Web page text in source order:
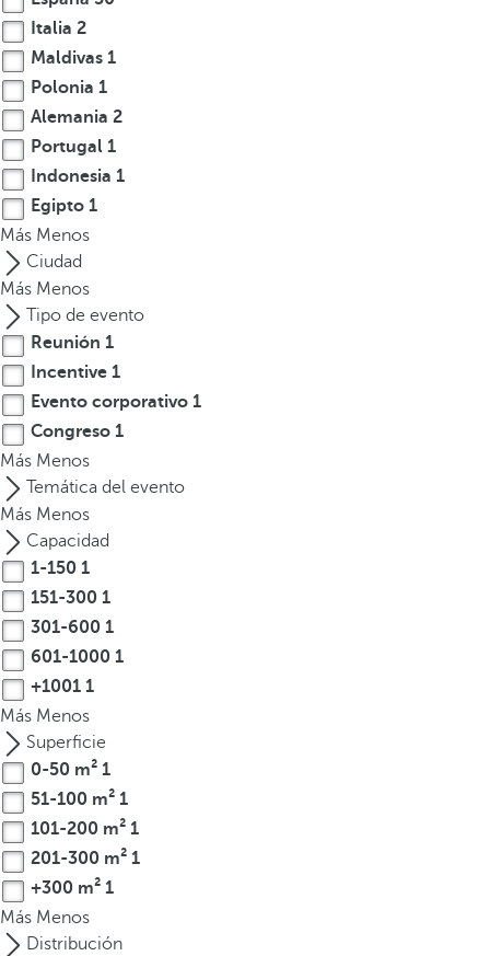
t
e
r
e
s
,
u
e
d
e
s
p
u
l
s
a
r
l
a
t
e
l
a
d
e
f
l
e
c
h
a
a
c
Italia 2
Maldivas 1
Polonia 1
Alemania 2
Portugal 1
Indonesia 1
Egipto 1
Más Menos
Ciudad
Más Menos
Tipo de evento
Reunión 1
Incentive 1
Evento corporativo 1
Congreso 1
Más Menos
Temática del evento
Más Menos
Capacidad
1-150 1
151-300 1
301-600 1
601-1000 1
+1001 1
Más Menos
Superficie
0-50 m² 1
51-100 m² 1
101-200 m² 1
201-300 m² 1
+300 m² 1
Más Menos
Distribución